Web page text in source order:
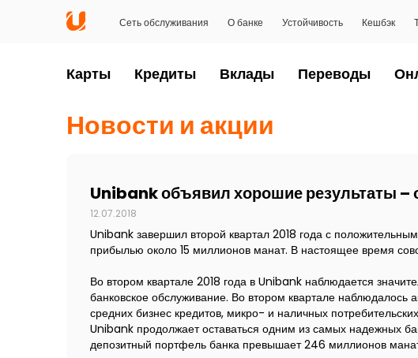
Сеть обслуживания О банке Устойчивость Кешбэк
Карты Кредиты Вклады Переводы
Новости и акции
Unibank объявил хорошие результаты
12.07.2018
Unibank завершил второй квартал 2018 года с
прибылью около 15 миллионов манат. В настоящее время
Во втором квартале 2018 года в Unibank наблюдается
банковское обслуживание. Во втором квартале
средних бизнес кредитов, микро- и наличных
Unibank продолжает оставаться одним из самых надежных
депозитный портфель банка превышает 246 миллионов